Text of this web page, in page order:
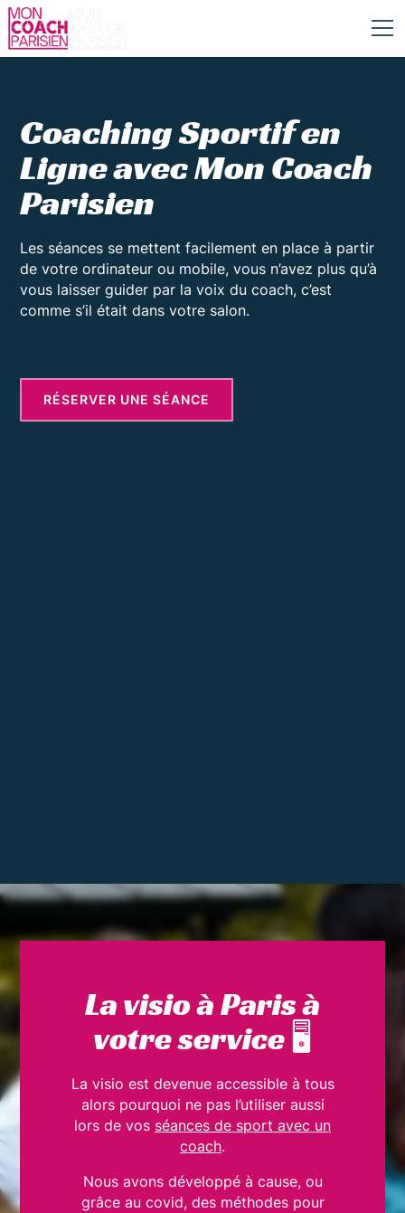
Coaching Sportif en
Ligne avec Mon Coach
Parisien
Les séances se mettent facilement en place à partir
de votre ordinateur ou mobile, vous n’avez plus qu’à
vous laisser guider par la voix du coach, c’est
comme s’il était dans votre salon.
RÉSERVER UNE SÉANCE
La visio à Paris à
votre service 🖥
La visio est devenue accessible à tous
alors pourquoi ne pas l’utiliser aussi
lors de vos séances de sport avec un
coach.
Nous avons développé à cause, ou
grâce au covid, des méthodes pour